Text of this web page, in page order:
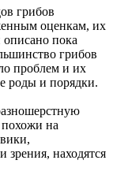
грибов
оценкам, их
пока
грибов
проблем и их
роды и порядки.
на
находятся